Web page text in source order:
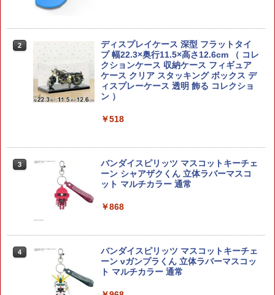
2
ディスプレイケース 深型 フラットタイ
プ 幅22.3×奥行11.5×高さ12.6cm （ コレ
クションケース 収納ケース フィギュア
ケース クリア スタッキング ボックス デ
ィスプレーケース 透明 飾る コレクショ
ン ）
￥518
3
バンダイスピリッツ マスコットキーチェ
ーン シャアザクくん 立体ラバーマスコ
ット マルチカラー 通常
￥868
4
バンダイスピリッツ マスコットキーチェ
ーン νガンプラくん 立体ラバーマスコッ
ト マルチカラー 通常